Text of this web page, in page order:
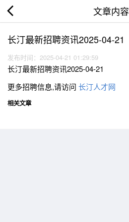
文章内容
长汀最新招聘资讯2025-04-21
发布时间：2025-04-21 01:29:59
长汀最新招聘资讯2025-04-21
更多招聘信息,请访问 长汀人才网
相关文章